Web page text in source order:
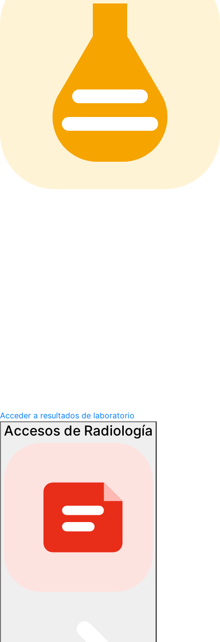
Acceder a resultados de laboratorio
Accesos de Radiología